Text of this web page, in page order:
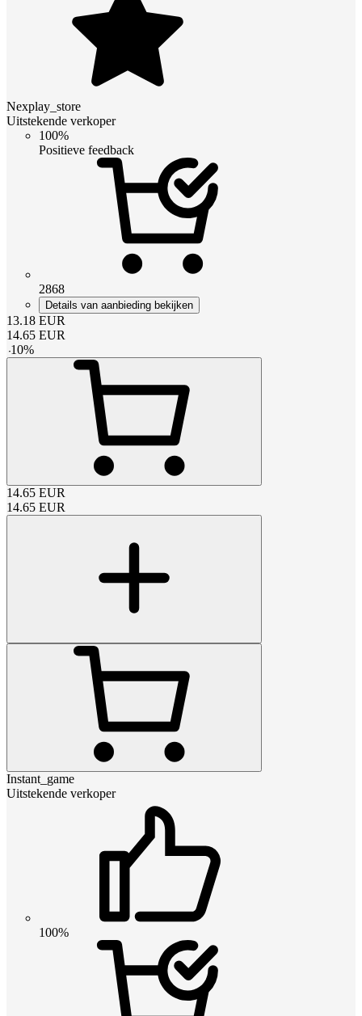
Nexplay_store
Uitstekende verkoper
100%
Positieve feedback
2868
Details van aanbieding bekijken
13.18 EUR
14.65 EUR
-10%
14.65 EUR
14.65 EUR
Instant_game
Uitstekende verkoper
100%